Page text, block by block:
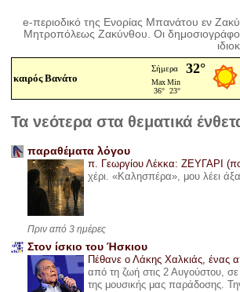
e-περιοδικό της Ενορίας Μπανάτου εν
Μητροπόλεως Ζακύνθου.Οι
καιρός Βανάτο
Τα νεότερα στα θεματικά
παραθέματα λόγου
π. Γεωργίου Λέκκα: ΖΕΥΓΑΡΙ
χέρι. «Καλησπέρα», μου λέει
Πριν από 3 ημέρες
Στον ίσκιο του Ήσκιου
Πέθανε ο Λάκης Χαλκιάς, ένας
από τη ζωή στις 2 Αυγούστου,
της μουσικής μας παράδοσης.